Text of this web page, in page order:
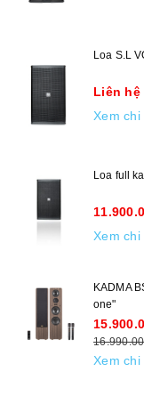
Loa S.L
Liên hệ
Xem chi
Loa full
Xem chi
KADMA
one"
Xem chi